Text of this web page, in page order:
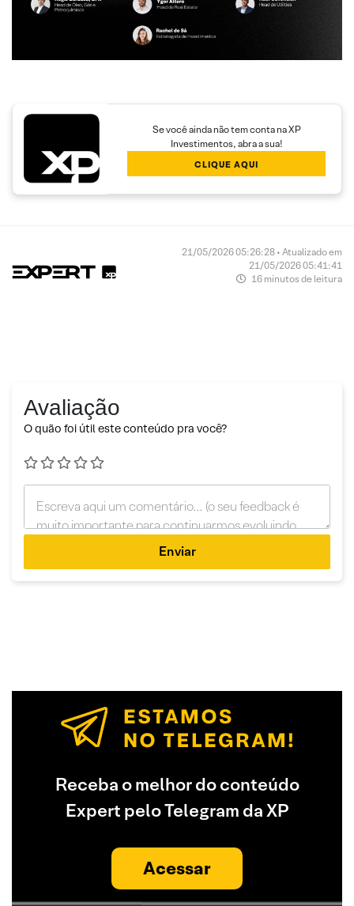
Se você ainda não tem conta na XP
Investimentos, abra a sua!
CLIQUE AQUI
21/05/2026 05:26:28 • Atualizado em
21/05/2026 05:41:41
16 minutos de leitura
Avaliação
O quão foi útil este conteúdo pra você?
Enviar
Receba o melhor do conteúdo
Expert pelo Telegram da XP
Acessar